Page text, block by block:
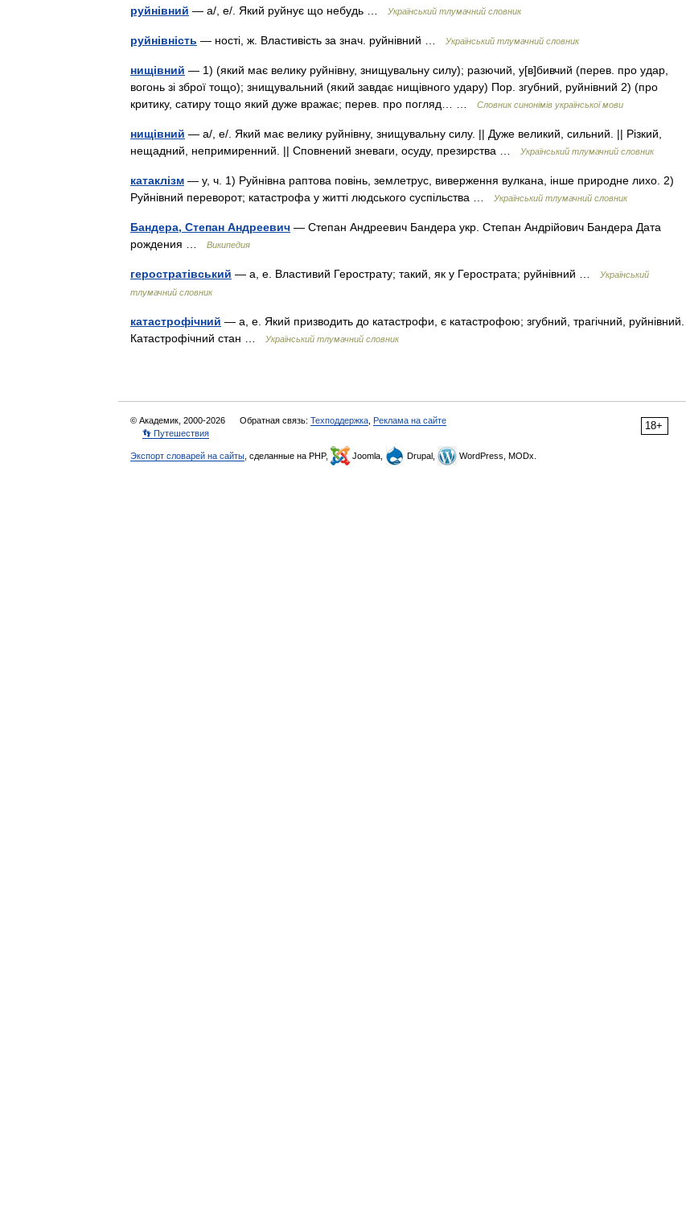
руйнівний — а/, е/. Який руйнує що небудь … Український тлумачний словник
руйнівність — ності, ж. Властивість за знач. руйнівний … Український тлумачний словник
нищівний — 1) (який має велику руйнівну, знищувальну силу); разючий, у[в]бивчий (перев. про удар,
вогонь зі зброї тощо); знищувальний (який завдає нищівного удару) Пор. згубний, руйнівний 2) (про
критику, сатиру тощо який дуже вражає; перев. про погляд… …
Словник синонімів української мови
нищівний — а/, е/. Який має велику руйнівну, знищувальну силу. || Дуже великий, сильний. || Різкий,
нещадний, непримиренний. || Сповнений зневаги, осуду, презирства …
Український тлумачний словник
катаклізм — у, ч. 1) Руйнівна раптова повінь, землетрус, виверження вулкана, інше природне лихо. 2)
Руйнівний переворот; катастрофа у житті людського суспільства …
Український тлумачний словник
Бандера, Степан Андреевич — Степан Андреевич Бандера укр. Степан Андрійович Бандера Дата
рождения …
Википедия
геростратівський — а, е. Властивий Герострату; такий, як у Герострата; руйнівний …
Український
тлумачний словник
катастрофічний — а, е. Який призводить до катастрофи, є катастрофою; згубний, трагічний, руйнівний.
Катастрофічний стан …
Український тлумачний словник
18+
© Академик, 2000-2026 Обратная связь: Техподдержка Реклама на сайте
👣 Путешествия
Экспорт словарей на сайты , сделанные на PHP, Joomla, Drupal, WordPress, MODx.